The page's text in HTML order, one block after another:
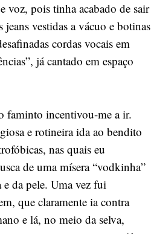
voz, pois tinha acabado de sair
vestidas a vácuo e botinas
cordas vocais em
já cantado em espaço
faminto incentivou-me a ir.
e rotineira ida ao bendito
nas quais eu
de uma mísera “vodkinha”
da pele. Uma vez fui
que claramente ia contra
e lá, no meio da selva,